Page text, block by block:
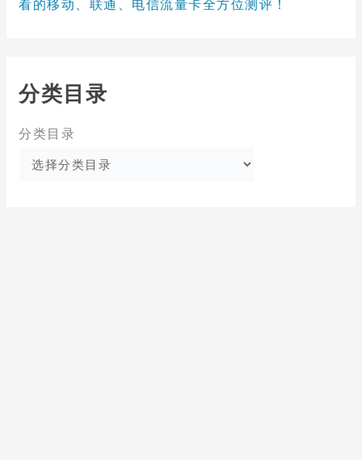
看的移动、联通、电信流量卡全方位测评！
分类目录
分类目录